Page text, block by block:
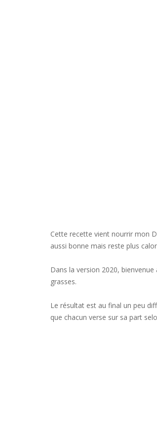
Cette recette vient nourrir mon
aussi bonne mais reste plus
Dans la version 2020,
grasses.
Le résultat est au final un peu
que chacun verse sur sa part